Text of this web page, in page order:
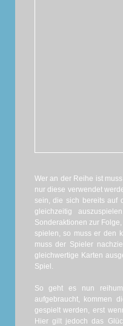
Wer an der Reihe ist
nur diese verwendet
sein, die sich bereits auf
gleichzeitig
Sonderaktionen zur
spielen, so muss er den
muss der Spieler
gleichwertige Karten
Spiel.
So geht es nun
aufgebraucht, kommen
gespielt werden, erst
Hier gilt jedoch das